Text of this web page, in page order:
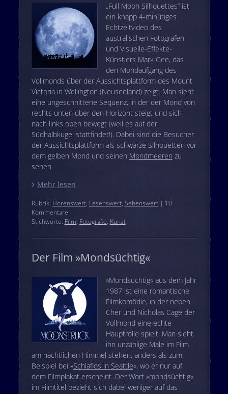
„Full Moon Silhouettes“ ist
ein knapp 4-minütiges
Echtzeitvideo des
australischen Fotografen
und Visuelle-Effekte-
Künstlers Mark Gee, das
den Mondaufgang des
Vollmonds über der Aussichtsplattform des Mount
Victoria in Wellington (Neuseeland) zeigt. Man sieht
eine ungeschnittene Sequenz, in der der Mond von
rechts unten über den Horizont steigt und sich
nach links oben bewegt (weil es auf der
Südhalbkugel stattfindet!). Dabei sind die Besucher
der Aussichtsplattform als schwarze Silhouetten vor
dem gelben Mond und seinen Mondmeeren zu
sehen
Mehr lesen
Rubrik: Hörenswert, Lesenswert, Sehenswert| 10
Kommentare
Stichworte: Film, Fotografie, Kunst
Der Film »Mondsüchtig«
»Mondsüchtig« aus dem Jahr
1987 ist eine romantische
Filmkomödie, in der neben
Cher und Nicholas Cage der
Vollmond eine echte
Hauptrolle spielt. Man sieht
ihn unzählige Male im Film
am nächtlichen Himmel stehen, anders als zum
Beispiel bei »Schlaflos in Seattle«, wo er nur auf
dem Filmplakat erscheint. Der Wort »mondsüchtig«
im Filmtitel bezieht sich dabei weniger auf das